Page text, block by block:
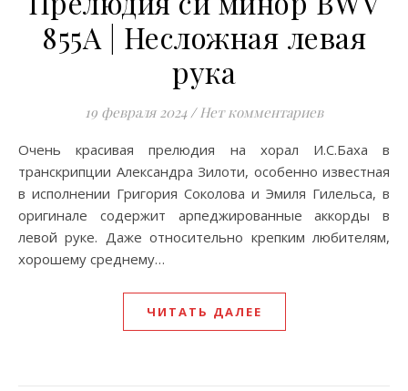
855A | Несложная левая
рука
19 февраля 2024 / Нет комментариев
Очень красивая прелюдия на хорал И.С.Баха в
транскрипции Александра Зилоти, особенно известная
в исполнении Григория Соколова и Эмиля Гилельса, в
оригинале содержит арпеджированные аккорды в
левой руке. Даже относительно крепким любителям,
хорошему среднему…
ЧИТАТЬ ДАЛЕЕ